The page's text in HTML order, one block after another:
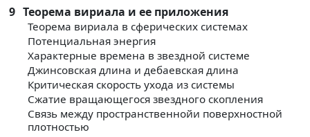
9 Теорема вириала и ее приложения
Теорема вириала в сферических системах
Потенциальная энергия
Характерные времена в звездной системе
Джинсовская длина и дебаевская длина
Критическая скорость ухода из системы
Сжатие вращающегося звездного скопления
Связь между пространственнойи поверхностной
плотностью